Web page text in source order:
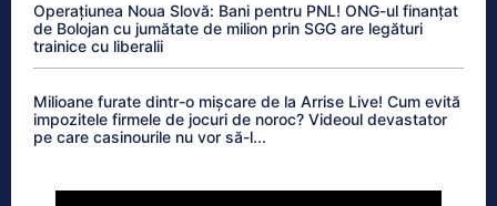
Operațiunea Noua Slovă: Bani pentru PNL! ONG-ul finanțat
de Bolojan cu jumătate de milion prin SGG are legături
trainice cu liberalii
Milioane furate dintr-o mișcare de la Arrise Live! Cum evită
impozitele firmele de jocuri de noroc? Videoul devastator
pe care casinourile nu vor să-l...